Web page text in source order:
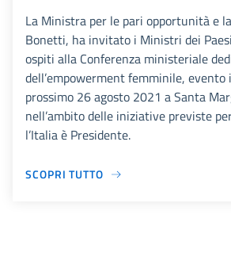
La Ministra per le pari opportunità e
Bonetti, ha invitato i Ministri dei
ospiti alla Conferenza ministeriale
dell’empowerment femminile, evento
prossimo 26 agosto 2021 a Santa
nell’ambito delle iniziative previste
l’Italia è Presidente.
SCOPRI TUTTO